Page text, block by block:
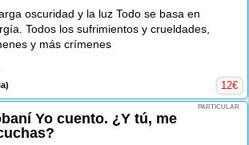
oscuridad y la luz Todo se basa en
Todos los sufrimientos y crueldades,
y más crímenes
12€
PARTICULAR
Yo cuento. ¿Y tú, me